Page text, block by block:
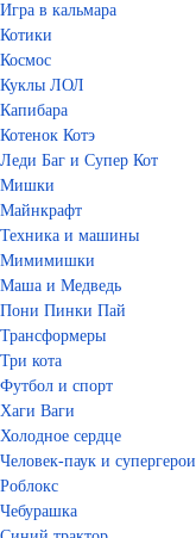
Игра в кальмара
Котики
Космос
Куклы ЛОЛ
Капибара
Котенок Котэ
Леди Баг и Супер Кот
Мишки
Майнкрафт
Техника и машины
Мимимишки
Маша и Медведь
Пони Пинки Пай
Трансформеры
Три кота
Футбол и спорт
Хаги Ваги
Холодное сердце
Человек-паук и супергерои
Роблокс
Чебурашка